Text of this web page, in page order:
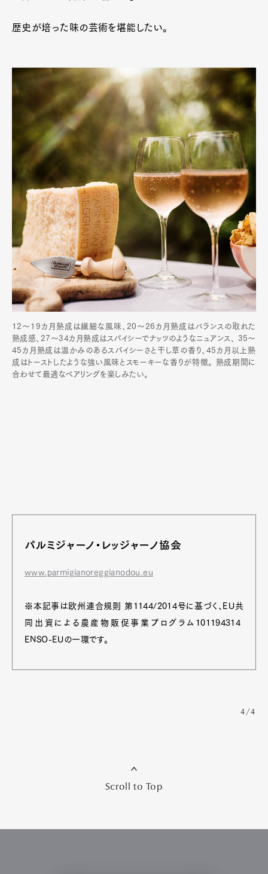
歴史が培った味の芸術を堪能したい。
12〜19カ月熟成は繊細な風味、20〜26カ月熟成はバランスの取れた
熟成感、27〜34カ月熟成はスパイシーでナッツのようなニュアンス、 35〜
45カ月熟成は温かみのあるスパイシーさと干し草の香り、45カ月以上熟
成はトーストしたような強い風味とスモーキーな香りが特徴。 熟成期間に
合わせて最適なペアリングを楽しみたい。
パルミジャーノ・レッジャーノ協会
www.parmigianoreggianodou.eu
※本記事は欧州連合規則 第1144/2014号に基づく、EU共
同出資による農産物販促事業プログラム101194314
ENSO-EUの一環です。
4/4
Scroll to Top